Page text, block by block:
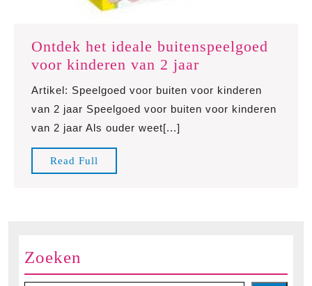
Ontdek het ideale buitenspeelgoed
voor kinderen van 2 jaarOntdek
het
ideale
buitenspeelgoed
Artikel: Speelgoed voor buiten voor kinderen
van 2 jaar Speelgoed voor buiten voor kinderen
van 2 jaar Als ouder weet[...]
Read Full
Full
Zoeken